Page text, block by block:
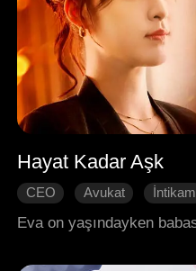
Hayat Kadar Aşk
CEO Avukat İntikam